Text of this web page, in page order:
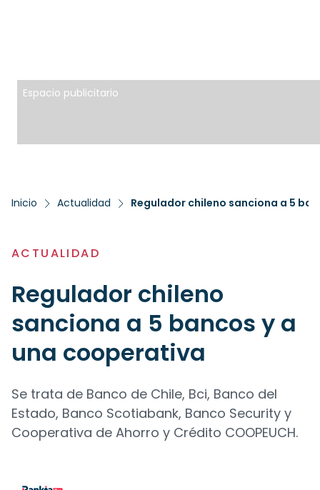
Espacio publicitario
Inicio Actualidad Regulador chileno sanciona a 5
ACTUALIDAD
Regulador chileno
sanciona a 5 bancos y a
una cooperativa
Se trata de Banco de Chile, Bci, Banco del
Estado, Banco Scotiabank, Banco Security y
Cooperativa de Ahorro y Crédito COOPEUCH.